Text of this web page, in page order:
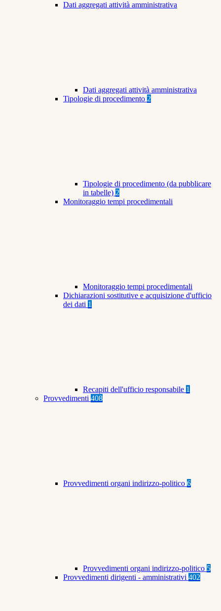
Dati aggregati attività amministrativa
Dati aggregati attività amministrativa
Tipologie di procedimento 2
Tipologie di procedimento (da pubblicare
in tabelle) 2
Monitoraggio tempi procedimentali
Monitoraggio tempi procedimentali
Dichiarazioni sostitutive e acquisizione d'ufficio
dei dati 1
Recapiti dell'ufficio responsabile 1
Provvedimenti 408
Provvedimenti organi indirizzo-politico 6
Provvedimenti organi indirizzo-politico 5
Provvedimenti dirigenti - amministrativi 402